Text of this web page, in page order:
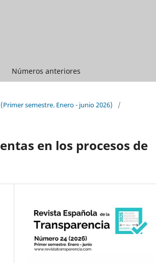
Números anteriores
semestre. Enero - junio 2026)
/
en los procesos de